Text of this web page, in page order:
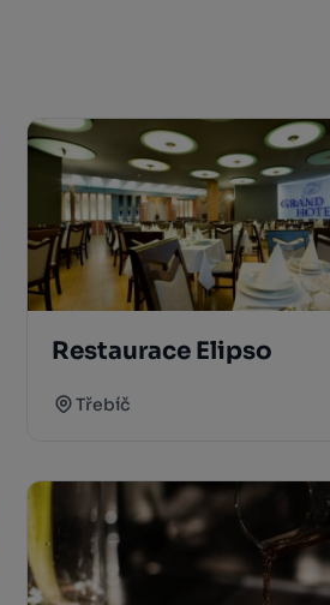
Restaurace Elipso
Třebíč